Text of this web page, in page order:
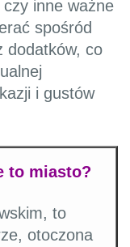
inne ważne
spośród
dodatków, co
i gustów
to miasto?
to
otoczona